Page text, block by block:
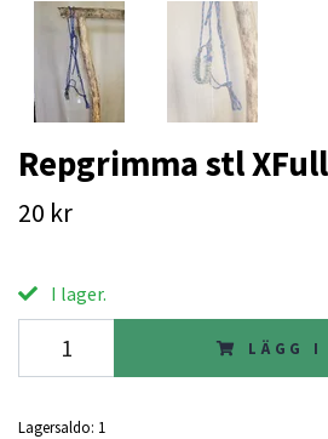
Repgrimma stl XFull
20 kr
I lager.
LÄGG I
Lagersaldo: 1